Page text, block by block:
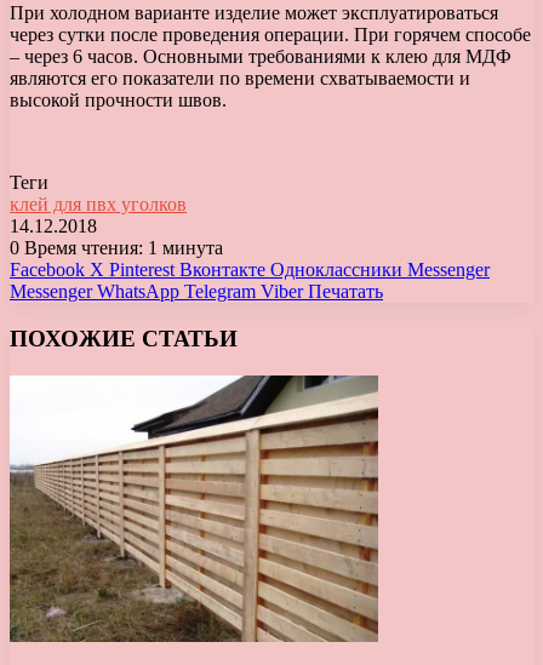
При холодном варианте изделие может эксплуатироваться
через сутки после проведения операции. При горячем способе
– через 6 часов. Основными требованиями к клею для МДФ
являются его показатели по времени схватываемости и
высокой прочности швов.
Теги
клей для пвх уголков
14.12.2018
0 Время чтения: 1 минута
Facebook X Pinterest Вконтакте Одноклассники Messenger
Messenger WhatsApp Telegram Viber Печатать
ПОХОЖИЕ СТАТЬИ